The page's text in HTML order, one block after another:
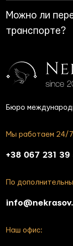
Можно ли
транспорте?
Бюро
Мы работаем 24/7
+38 067 231 39
По
Наш офис: